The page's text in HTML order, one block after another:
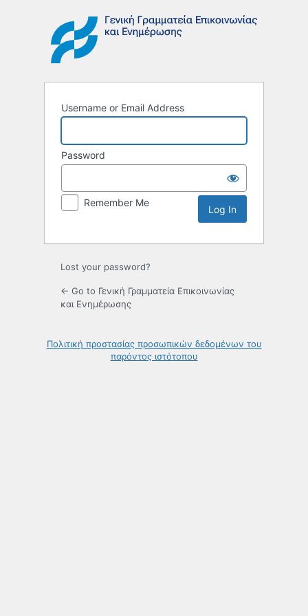
Username or Email Address
Password
Remember Me
Lost your password?
← Go to Γενική Γραμματεία Επικοινωνίας
και Ενημέρωσης
Πολιτική προστασίας προσωπικών δεδομένων του
παρόντος ιστότοπου